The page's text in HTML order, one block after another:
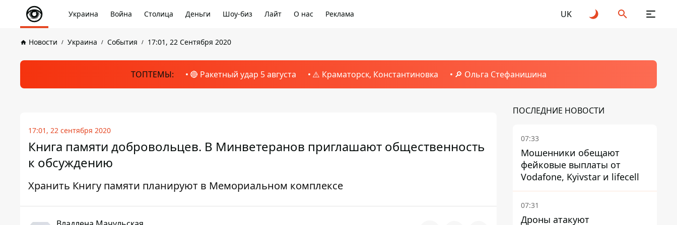
Украина Война Столица Деньги Шоу-биз Лайт О нас Реклама UK
Новости Украина События 17:01, 22 Сентября 2020
ТОПТЕМЫ: 🔴 Ракетный удар 5 августа ⚠️ Краматорск, Константиновка 🔎 Ольга Стефанишина
17:01, 22 сентября 2020
Книга памяти добровольцев. В Минветеранов приглашают общественность
к обсуждению
Хранить Книгу памяти планируют в Мемориальном комплексе
ПОСЛЕДНИЕ НОВОСТИ
07:33
Мошенники обещают
фейковые выплаты от
Vodafone, Kyivstar и lifecell
07:31
Дроны атакуют